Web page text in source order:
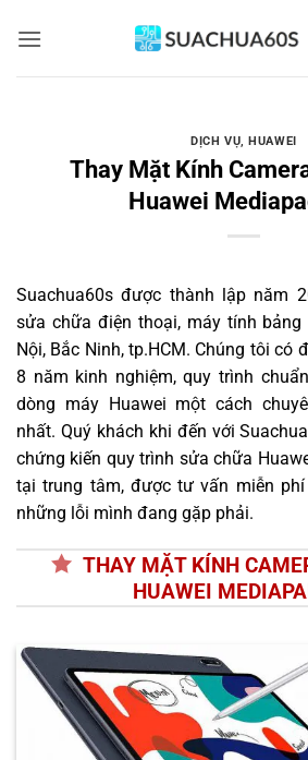
qua
DỊCH VỤ,HUAWEI
Thay Mặt Kính
Huawei
Suachua60s được thành lập năm
sửa chữa điện thoại, máy tính
Nội, Bắc Ninh, tp.HCM. Chúng tôi có
8 năm kinh nghiệm, quy trình
dòng máy Huawei một cách
nhất. Quý khách khi đến với
chứng kiến quy trình sửa chữa
tại trung tâm, được tư vấn miễn
những lỗi mình đang gặp phải.
THAY MẶT KÍNH
HUAWEI